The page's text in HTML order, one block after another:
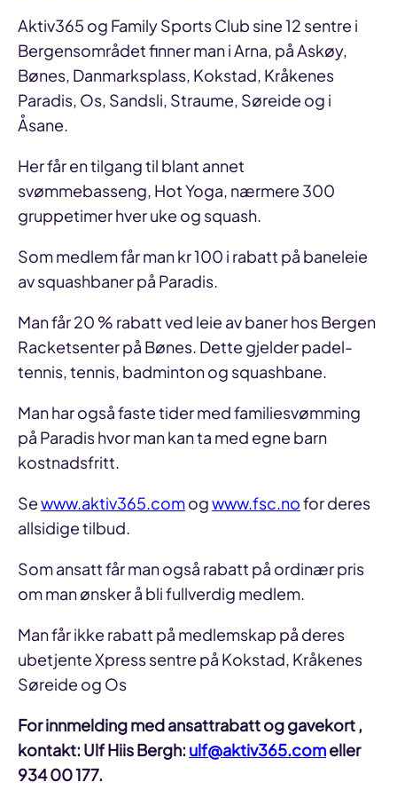
Aktiv365 og Family Sports Club sine 12 sentre i
Bergensområdet finner man i Arna, på Askøy,
Bønes, Danmarksplass, Kokstad, Kråkenes
Paradis, Os, Sandsli, Straume, Søreide og i
Åsane.
Her får en tilgang til blant annet
svømmebasseng, Hot Yoga, nærmere 300
gruppetimer hver uke og squash.
Som medlem får man kr 100 i rabatt på baneleie
av squashbaner på Paradis.
Man får 20 % rabatt ved leie av baner hos Bergen
Racketsenter på Bønes. Dette gjelder padel-
tennis, tennis, badminton og squashbane.
Man har også faste tider med familiesvømming
på Paradis hvor man kan ta med egne barn
kostnadsfritt.
Sewww.aktiv365.comogwww.fsc.nofor deres
allsidige tilbud.
Som ansatt får man også rabatt på ordinær pris
om man ønsker å bli fullverdig medlem.
Man får ikke rabatt på medlemskap på deres
ubetjente Xpress sentre på Kokstad, Kråkenes
Søreide og Os
For innmelding med ansattrabatt og gavekort ,
kontakt: Ulf Hiis Bergh: ulf@aktiv365.comeller
934 00 177.